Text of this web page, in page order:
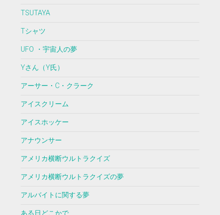
TSUTAYA
Tシャツ
UFO ・宇宙人の夢
Yさん（Y氏）
アーサー・C・クラーク
アイスクリーム
アイスホッケー
アナウンサー
アメリカ横断ウルトラクイズ
アメリカ横断ウルトラクイズの夢
アルバイトに関する夢